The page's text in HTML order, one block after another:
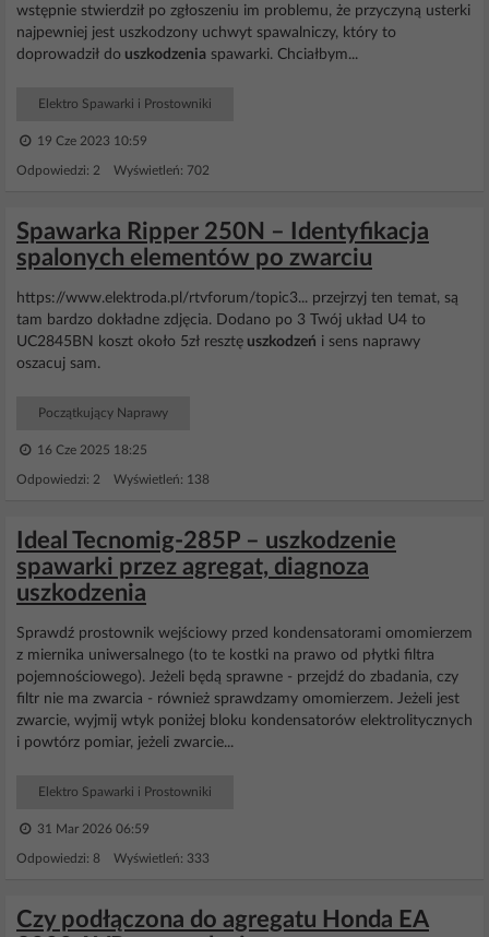
wstępnie stwierdził po zgłoszeniu im problemu, że przyczyną usterki
najpewniej jest uszkodzony uchwyt spawalniczy, który to
doprowadził do uszkodzenia spawarki. Chciałbym...
Elektro Spawarki i Prostowniki
19 Cze 2023 10:59
Odpowiedzi: 2 Wyświetleń: 702
Spawarka Ripper 250N – Identyfikacja
spalonych elementów po zwarciu
https://www.elektroda.pl/rtvforum/topic3... przejrzyj ten temat, są
tam bardzo dokładne zdjęcia. Dodano po 3 Twój układ U4 to
UC2845BN koszt około 5zł resztę uszkodzeń i sens naprawy
oszacuj sam.
Początkujący Naprawy
16 Cze 2025 18:25
Odpowiedzi: 2 Wyświetleń: 138
Ideal Tecnomig-285P – uszkodzenie
spawarki przez agregat, diagnoza
uszkodzenia
Sprawdź prostownik wejściowy przed kondensatorami omomierzem
z miernika uniwersalnego (to te kostki na prawo od płytki filtra
pojemnościowego). Jeżeli będą sprawne - przejdź do zbadania, czy
filtr nie ma zwarcia - również sprawdzamy omomierzem. Jeżeli jest
zwarcie, wyjmij wtyk poniżej bloku kondensatorów elektrolitycznych
i powtórz pomiar, jeżeli zwarcie...
Elektro Spawarki i Prostowniki
31 Mar 2026 06:59
Odpowiedzi: 8 Wyświetleń: 333
Czy podłączona do agregatu Honda EA